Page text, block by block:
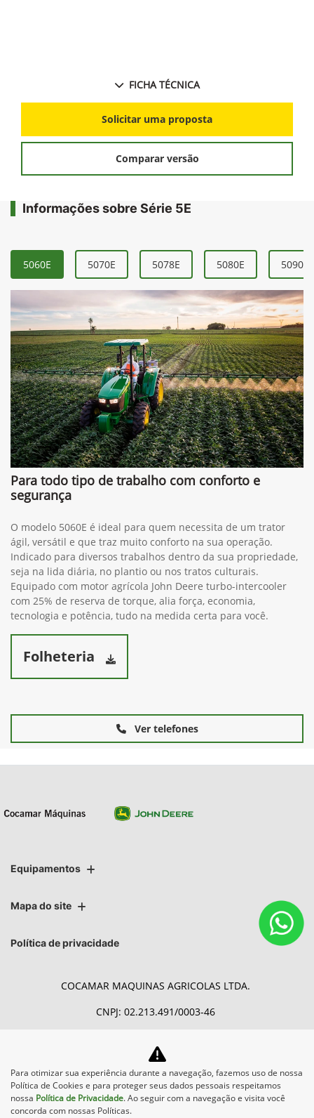
FICHA TÉCNICA
Solicitar uma proposta
Comparar versão
Informações sobre Série 5E
5060E 5070E 5078E 5080E 5090E
Para todo tipo de trabalho com conforto e
segurança
O modelo 5060E é ideal para quem necessita de um trator
ágil, versátil e que traz muito conforto na sua operação.
Indicado para diversos trabalhos dentro da sua propriedade,
seja na lida diária, no plantio ou nos tratos culturais.
Equipado com motor agrícola John Deere turbo-intercooler
com 25% de reserva de torque, alia força, economia,
tecnologia e potência, tudo na medida certa para você.
Folheteria
Ver telefones
Equipamentos
Mapa do site
Política de privacidade
COCAMAR MAQUINAS AGRICOLAS LTDA.
CNPJ: 02.213.491/0003-46
Desacelere. Seu bem maior é
a vida.
Para otimizar sua experiência durante a navegação, fazemos uso de nossa
Política de Cookies e para proteger seus dados pessoais respeitamos
nossa Política de Privacidade. Ao seguir com a navegação e visita você
concorda com nossas Políticas.